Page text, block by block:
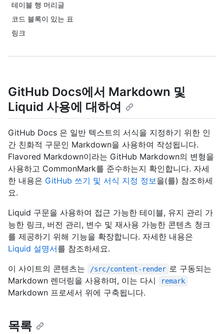
테이블 행 머리글
코드 블록이 있는 표
링크
GitHub Docs에서 Markdown 및
Liquid 사용에 대하여
GitHub Docs 은 일반 텍스트의 서식을 지정하기 위한 인
간 친화적 구문인 Markdown을 사용하여 작성됩니다.
Flavored Markdown이라는 GitHub Markdown의 변형을
사용하고 CommonMark를 준수하는지 확인합니다. 자세
한 내용은 GitHub 쓰기 및 서식 지정 정보을(를) 참조하세
요.
Liquid 구문을 사용하여 접근 가능한 테이블, 유지 관리 가
능한 링크, 버전 관리, 변수 및 재사용 가능한 콘텐츠 청크
를 제공하기 위해 기능을 확장합니다. 자세한 내용은
Liquid 설명서를 참조하세요.
이 사이트의 콘텐츠는
/src/content-render 로 구동되는
Markdown 렌더링을 사용하며, 이는 다시
remark
Markdown 프로세서 위에 구축됩니다.
목록